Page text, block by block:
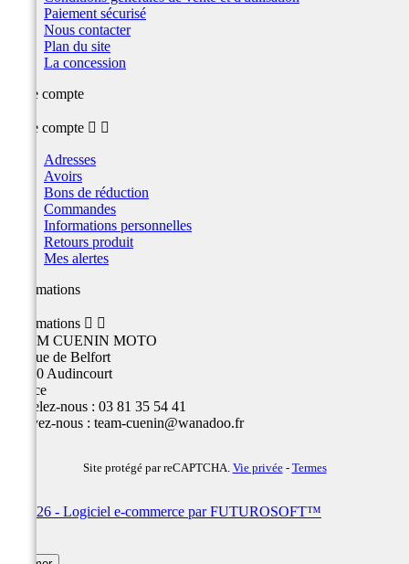
Paiement sécurisé
Nous contacter
Plan du site
La concession
Votre compte
Votre compte  
Adresses
Avoirs
Bons de réduction
Commandes
Informations personnelles
Retours produit
Mes alertes
Informations
Informations  
TEAM CUENIN MOTO
26 Rue de Belfort
25400 Audincourt
France
Appelez-nous : 03 81 35 54 41
Écrivez-nous : team-cuenin@wanadoo.fr
Site protégé par reCAPTCHA. Vie privée- Termes
© 2026 - Logiciel e-commerce par FUTUROSOFT™